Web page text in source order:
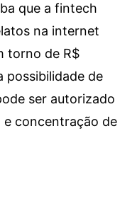
que a fintech
na internet
torno de R$
possibilidade de
ser autorizado
concentração de